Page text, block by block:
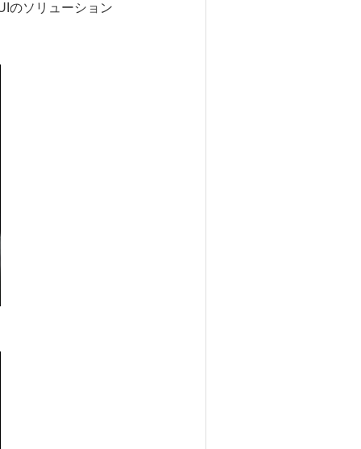
のソリューション